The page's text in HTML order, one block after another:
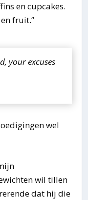
en cupcakes.
fruit.”
your excuses
wel
wil tillen
dat hij die